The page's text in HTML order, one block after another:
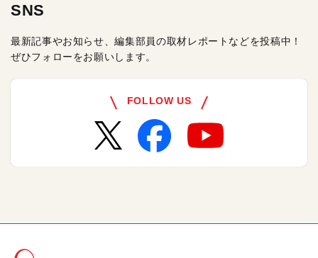
SNS
最新記事やお知らせ、編集部員の取材レポートなどを投稿中！
ぜひフォローをお願いします。
FOLLOW US